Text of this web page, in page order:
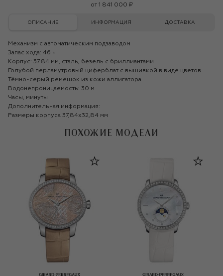
от 1 841 000 ₽
ОПИСАНИЕ ИНФОРМАЦИЯ ДОСТАВКА
Механизм с автоматическим подзаводом
Запас хода: 46 ч
Корпус: 37.84 мм, сталь, безель с бриллиантами
Голубой перламутровый циферблат с вышивкой в виде цветов
Тёмно-серый ремешок из кожи аллигатора
Водонепроницаемость: 30 м
Часы, минуты
Дополнительная информация:
Размеры корпуса 37,84x32,84 мм
ПОХОЖИЕ МОДЕЛИ